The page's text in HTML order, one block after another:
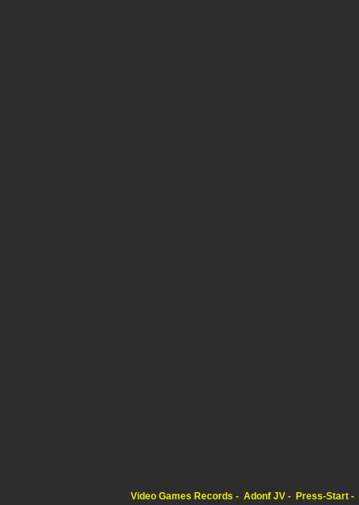
Video Games Records Adonf JV Press-Start